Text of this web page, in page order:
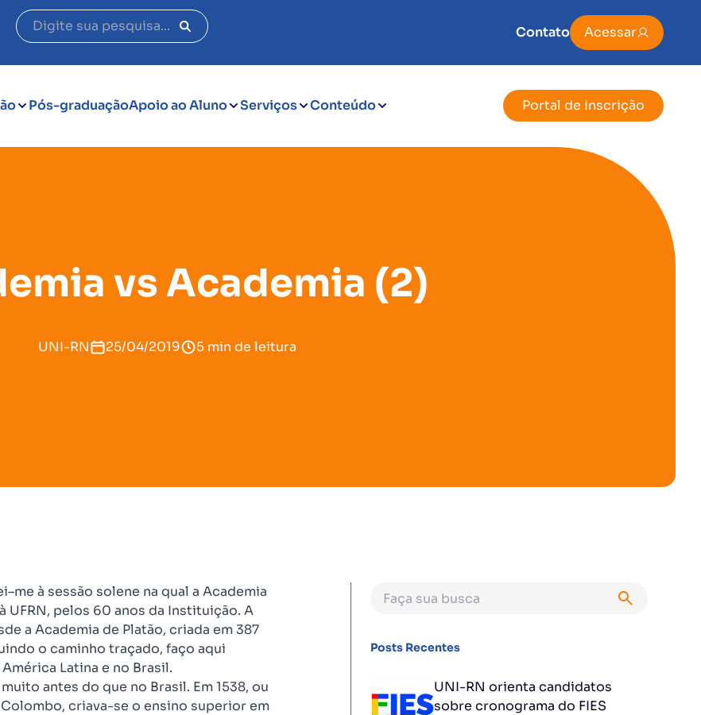
Contato Acessar
Pós-graduaçãoApoio ao Aluno Serviços Conteúdo Portal de Inscrição
vs Academia (2)
UNI-RN 25/04/2019 5 min de leitura
à sessão solene na qual a Academia
pelos 60 anos da Instituição. A
a Academia de Platão, criada em 387
o caminho traçado, faço aqui
Latina e no Brasil.
antes do que no Brasil. Em 1538, ou
criava-se o ensino superior em
Posts Recentes
UNI-RN orienta candidatos
sobre cronograma do FIES